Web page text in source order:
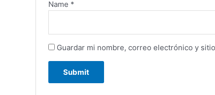
Name *
Guardar mi nombre, correo electrónico y